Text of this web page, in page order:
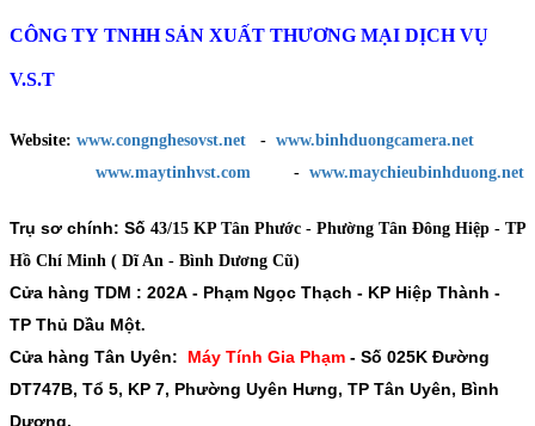
CÔNG TY TNHH SẢN XUẤT THƯƠNG MẠI DỊCH VỤ
V.S.T
Website: www.congnghesovst.net - www.binhduongcamera.net
www.maytinhvst.com
- www.maychieubinhduong.net
Trụ sơ chính: Số 43/15 KP Tân Phước - Phường Tân Đông Hiệp - TP
Hồ Chí Minh ( Dĩ An - Bình Dương Cũ)
Cửa hàng TDM : 202A - Phạm Ngọc Thạch - KP Hiệp Thành -
TP Thủ Dầu Một.
Cửa hàng Tân Uyên: Máy Tính Gia Phạm - Số 025K Đường
DT747B, Tổ 5, KP 7, Phường Uyên Hưng, TP Tân Uyên, Bình
Dương.